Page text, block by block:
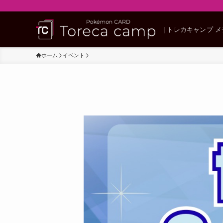
| トレカキャンプ
ホーム イベント